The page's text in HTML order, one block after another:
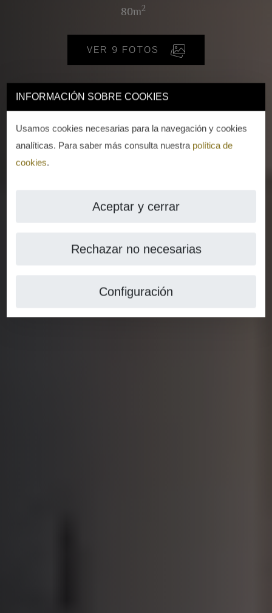
INFORMACIÓN SOBRE COOKIES
Usamos cookies necesarias para la navegación y cookies
analíticas. Para saber más consulta nuestra política de
cookies.
Aceptar y cerrar
Rechazar no necesarias
Configuración
80m2
VER 9 FOTOS